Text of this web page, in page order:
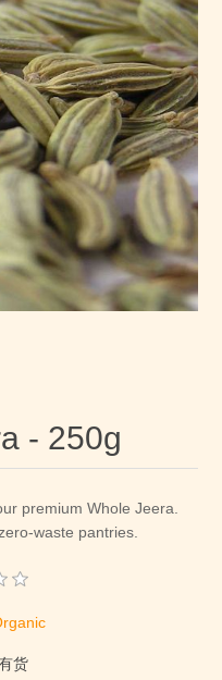
- 250g
premium Whole Jeera.
waste pantries.
货